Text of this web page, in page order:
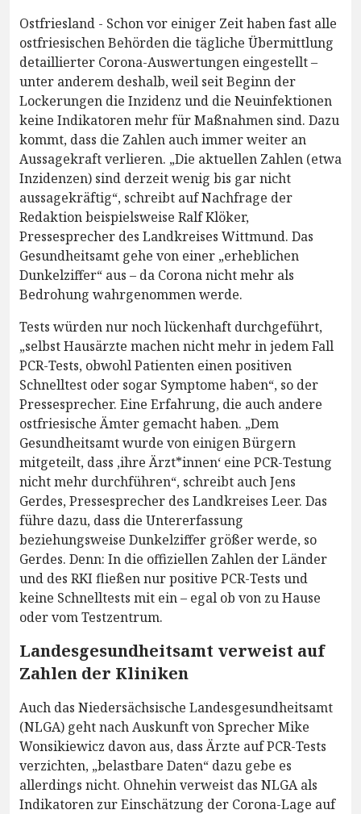
Ostfriesland - Schon vor einiger Zeit haben fast alle
ostfriesischen Behörden die tägliche Übermittlung
detaillierter Corona-Auswertungen eingestellt –
unter anderem deshalb, weil seit Beginn der
Lockerungen die Inzidenz und die Neuinfektionen
keine Indikatoren mehr für Maßnahmen sind. Dazu
kommt, dass die Zahlen auch immer weiter an
Aussagekraft verlieren. „Die aktuellen Zahlen (etwa
Inzidenzen) sind derzeit wenig bis gar nicht
aussagekräftig“, schreibt auf Nachfrage der
Redaktion beispielsweise Ralf Klöker,
Pressesprecher des Landkreises Wittmund. Das
Gesundheitsamt gehe von einer „erheblichen
Dunkelziffer“ aus – da Corona nicht mehr als
Bedrohung wahrgenommen werde.
Tests würden nur noch lückenhaft durchgeführt,
„selbst Hausärzte machen nicht mehr in jedem Fall
PCR-Tests, obwohl Patienten einen positiven
Schnelltest oder sogar Symptome haben“, so der
Pressesprecher. Eine Erfahrung, die auch andere
ostfriesische Ämter gemacht haben. „Dem
Gesundheitsamt wurde von einigen Bürgern
mitgeteilt, dass ‚ihre Ärzt*innen‘ eine PCR-Testung
nicht mehr durchführen“, schreibt auch Jens
Gerdes, Pressesprecher des Landkreises Leer. Das
führe dazu, dass die Untererfassung
beziehungsweise Dunkelziffer größer werde, so
Gerdes. Denn: In die offiziellen Zahlen der Länder
und des RKI fließen nur positive PCR-Tests und
keine Schnelltests mit ein – egal ob von zu Hause
oder vom Testzentrum.
Landesgesundheitsamt verweist auf
Zahlen der Kliniken
Auch das Niedersächsische Landesgesundheitsamt
(NLGA) geht nach Auskunft von Sprecher Mike
Wonsikiewicz davon aus, dass Ärzte auf PCR-Tests
verzichten, „belastbare Daten“ dazu gebe es
allerdings nicht. Ohnehin verweist das NLGA als
Indikatoren zur Einschätzung der Corona-Lage auf